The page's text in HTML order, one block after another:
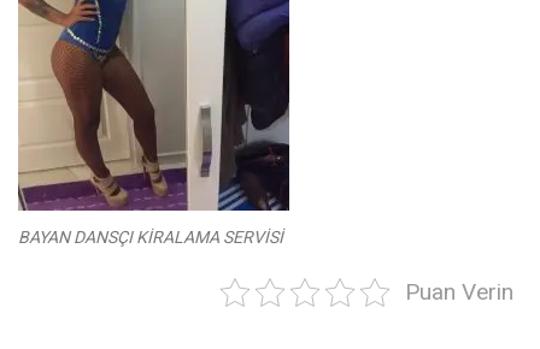
BAYAN DANSÇI KİRALAMA SERVİSİ
Puan Verin